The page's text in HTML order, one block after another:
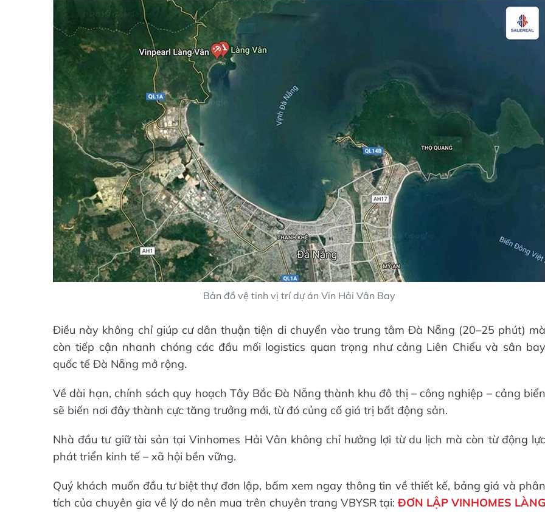
Bản đồ vệ tinh vị trí dự án Vin Hải Vân Bay
Điều này không chỉ giúp cư dân thuận tiện di chuyển vào trung tâm Đà Nẵng (20–25 phút) mà
còn tiếp cận nhanh chóng các đầu mối logistics quan trọng như cảng Liên Chiểu và sân bay
quốc tế Đà Nẵng mở rộng.
Về dài hạn, chính sách quy hoạch Tây Bắc Đà Nẵng thành khu đô thị – công nghiệp – cảng biển
sẽ biến nơi đây thành cực tăng trưởng mới, từ đó củng cố giá trị bất động sản.
Nhà đầu tư giữ tài sản tại Vinhomes Hải Vân không chỉ hưởng lợi từ du lịch mà còn từ động lực
phát triển kinh tế – xã hội bền vững.
Quý khách muốn đầu tư biệt thự đơn lập, bấm xem ngay thông tin về thiết kế, bảng giá và phân
tích của chuyên gia về lý do nên mua trên chuyên trang VBYSR tại:ĐƠN LẬP VINHOMES LÀNG